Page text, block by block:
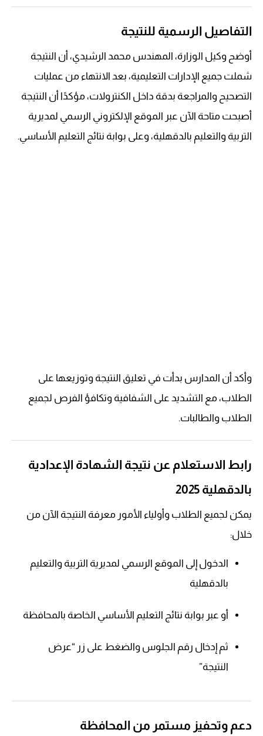
التفاصيل الرسمية للنتيجة
أوضح وكيل الوزارة، المهندس محمد الرشيدي، أن النتيجة
شملت جميع الإدارات التعليمية، بعد الانتهاء من عمليات
التصحيح والمراجعة بدقة داخل الكنترولات، مؤكدًا أن النتيجة
أصبحت متاحة الآن عبر الموقع الإلكتروني الرسمي لمديرية
التربية والتعليم بالدقهلية، وعلى بوابة نتائج التعليم الأساسي.
وأكد أن المدارس بدأت في تعليق النتيجة وتوزيعها على
الطلاب، مع التشديد على الشفافية وتكافؤ الفرص لجميع
الطلاب والطالبات.
رابط الاستعلام عن نتيجة الشهادة الإعدادية
بالدقهلية 2025
يمكن لجميع الطلاب وأولياء الأمور معرفة النتيجة الآن من
خلال:
الدخول إلى الموقع الرسمي لمديرية التربية والتعليم
بالدقهلية
أو عبر بوابة نتائج التعليم الأساسي الخاصة بالمحافظة
ثم إدخال رقم الجلوس والضغط على زر “عرض
النتيجة”
دعم وتحفيز مستمر من المحافظة